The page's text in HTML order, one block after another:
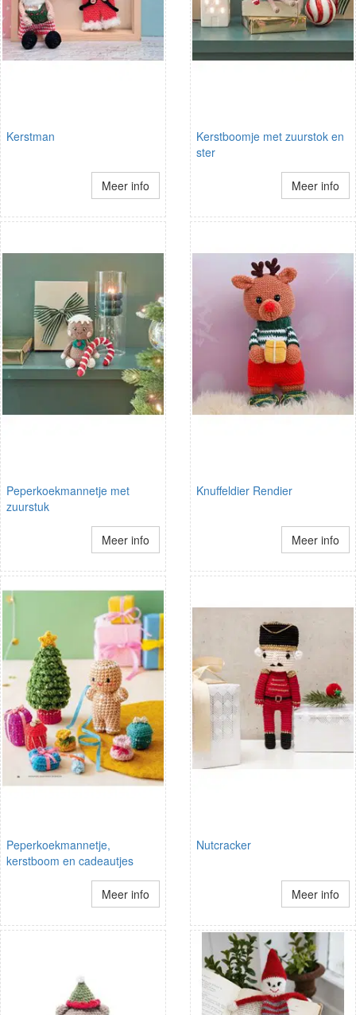
Kerstman
Meer info
Kerstboomje met zuurstok en
ster
Meer info
Peperkoekmannetje met
zuurstuk
Meer info
Knuffeldier Rendier
Meer info
Peperkoekmannetje,
kerstboom en cadeautjes
Meer info
Nutcracker
Meer info